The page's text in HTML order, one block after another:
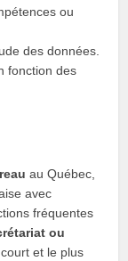
ou
des données.
fonction des
au Québec,
avec
fréquentes
ou
et le plus